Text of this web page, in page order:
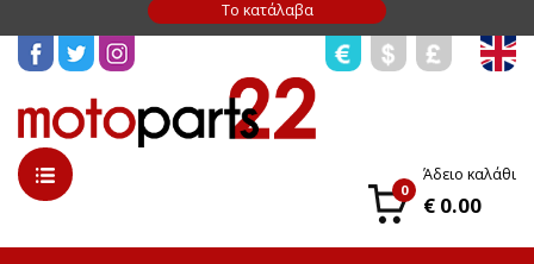
0
Άδειο καλάθι
€ 0.00